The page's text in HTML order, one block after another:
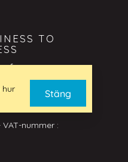
TO
furniture.com
nummer :
Stäng